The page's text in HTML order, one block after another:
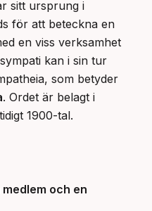
sitt ursprung i
för att beteckna en
en viss verksamhet
kan i sin tur
. Ordet är belagt i
1900-tal.
och en